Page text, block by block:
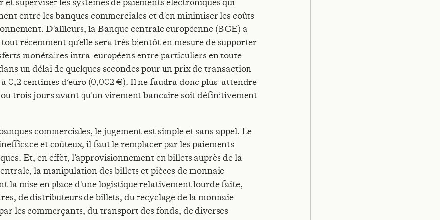
et superviser les systèmes de paiements électroniques qui
entre les banques commerciales et d’en minimiser les coûts
D’ailleurs, la Banque centrale européenne (BCE) a
récemment qu’elle sera très bientôt en mesure de supporter
monétaires intra-européens entre particuliers en toute
un délai de quelques secondes pour un prix de transaction
0,2 centimes d’euro (0,002 €). Il ne faudra donc plus attendre
trois jours avant qu’un virement bancaire soit définitivement
commerciales, le jugement est simple et sans appel. Le
et coûteux, il faut le remplacer par les paiements
Et, en effet, l’approvisionnement en billets auprès de la
la manipulation des billets et pièces de monnaie
la mise en place d’une logistique relativement lourde faite,
de distributeurs de billets, du recyclage de la monnaie
les commerçants, du transport des fonds, de diverses